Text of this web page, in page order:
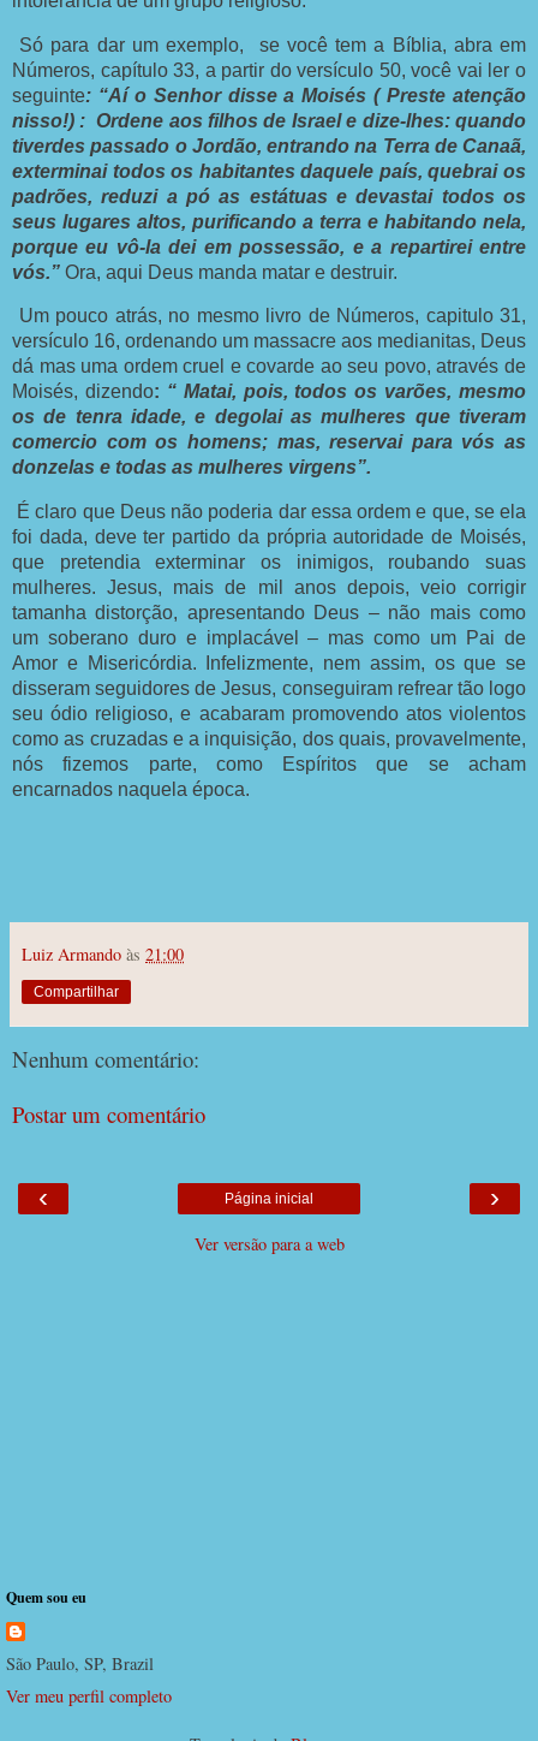
Só para dar um exemplo,
se você tem a Bíblia, abra em
Números, capítulo33, a partir do versículo 50, você vai ler o
seguinte: “Aí o Senhor disse a Moisés ( Preste atenção
nisso!) : Ordene aos filhos de Israel e dize-lhes: quando
tiverdes passado o Jordão, entrando na Terra de Canaã,
exterminai todos os habitantes daquele país, quebrai os
padrões, reduzi a pó as estátuas e devastai todos os
seus lugares altos, purificando a terra e habitando nela,
porque eu vô-la dei em possessão, e a repartirei entre
vós.” Ora, aqui Deus manda matar e destruir.
Um pouco atrás, no mesmo livro de Números, capitulo 31,
versículo 16, ordenando um massacre aos medianitas, Deus
dá mas uma ordem cruel e covarde ao seu povo, através de
Moisés, dizendo: “ Matai, pois, todos os varões, mesmo
os de tenra idade, e degolai as mulheres que tiveram
comercio com os homens; mas, reservai para vós as
donzelas e todas as mulheres virgens”.
É claro que Deus não poderia dar essa ordem e que, se ela
foi dada, deve ter partido da própria autoridade de Moisés,
que pretendia exterminar os inimigos, roubando suas
mulheres. Jesus, mais de mil anos depois, veio corrigir
tamanha distorção, apresentando Deus – não mais como
um soberano duro e implacável – mas como um Pai de
Amor e Misericórdia. Infelizmente, nem assim, os que se
disseram seguidores de Jesus, conseguiram refrear tão logo
seu ódio religioso, e acabaram promovendo atos violentos
como as cruzadas e a inquisição, dos quais, provavelmente,
nós fizemos parte, como Espíritos que se acham
encarnados naquela época.
Luiz Armando às 21:00
Compartilhar
Nenhum comentário:
Postar um comentário
‹ ›
Página inicial
Ver versão para a web
Quem sou eu
São Paulo, SP, Brazil
Ver meu perfil completo